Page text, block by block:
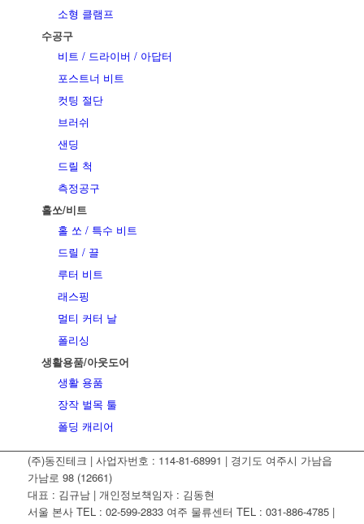
소형 클램프
수공구
비트 / 드라이버 / 아답터
포스트너 비트
컷팅 절단
브러쉬
샌딩
드릴 척
측정공구
홀쏘/비트
홀 쏘 / 특수 비트
드릴 / 끌
루터 비트
래스핑
멀티 커터 날
폴리싱
생활용품/아웃도어
생활 용품
장작 벌목 툴
폴딩 캐리어
(주)동진테크 | 사업자번호 : 114-81-68991 | 경기도 여주시 가남읍
가남로 98 (12661)
대표 : 김규남 | 개인정보책임자 : 김동현
서울 본사 TEL : 02-599-2833 여주 물류센터 TEL : 031-886-4785 |